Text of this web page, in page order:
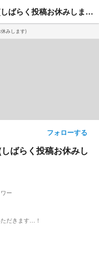
休みします)
ばらく投稿お休みしま
フォローする
ばらく投稿お休みし
ー
だきます…！